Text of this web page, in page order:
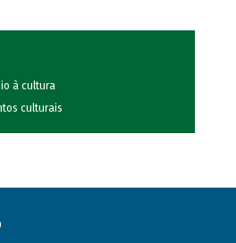
à cultura
culturais